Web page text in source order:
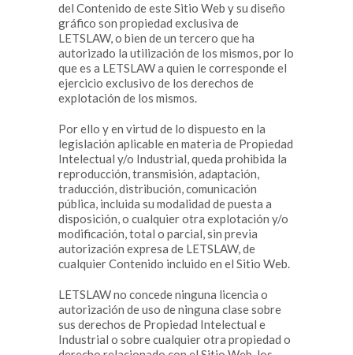
del Contenido de este Sitio Web y su diseño
gráfico son propiedad exclusiva de
LETSLAW, o bien de un tercero que ha
autorizado la utilización de los mismos, por lo
que es a LETSLAW a quien le corresponde el
ejercicio exclusivo de los derechos de
explotación de los mismos.
Por ello y en virtud de lo dispuesto en la
legislación aplicable en materia de Propiedad
Intelectual y/o Industrial, queda prohibida la
reproducción, transmisión, adaptación,
traducción, distribución, comunicación
pública, incluida su modalidad de puesta a
disposición, o cualquier otra explotación y/o
modificación, total o parcial, sin previa
autorización expresa de LETSLAW, de
cualquier Contenido incluido en el Sitio Web.
LETSLAW no concede ninguna licencia o
autorización de uso de ninguna clase sobre
sus derechos de Propiedad Intelectual e
Industrial o sobre cualquier otra propiedad o